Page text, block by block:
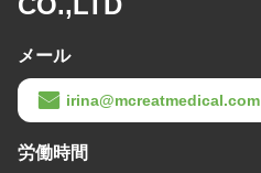
メール
irina@mcreatmedical.com
労働時間